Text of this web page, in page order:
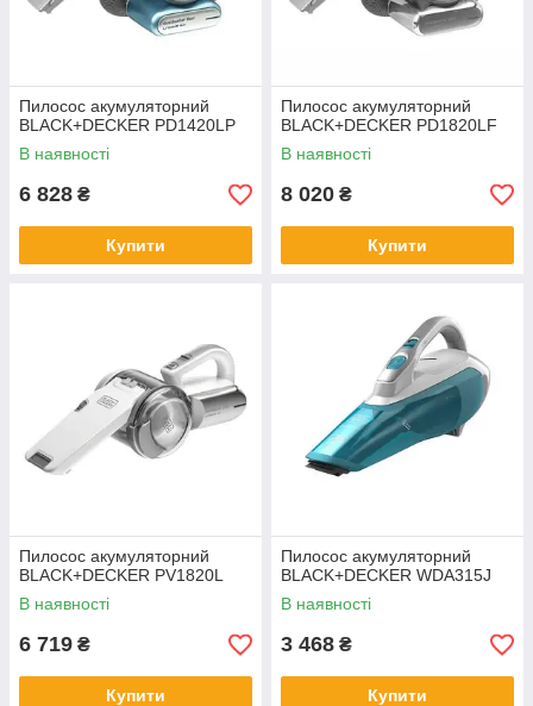
Пилосос акумуляторний
BLACK+DECKER PD1420LP
В наявності
6 828 ₴
Купити
Пилосос акумуляторний
BLACK+DECKER PD1820LF
В наявності
8 020 ₴
Купити
Пилосос акумуляторний
BLACK+DECKER PV1820L
В наявності
6 719 ₴
Купити
Пилосос акумуляторний
BLACK+DECKER WDA315J
В наявності
3 468 ₴
Купити